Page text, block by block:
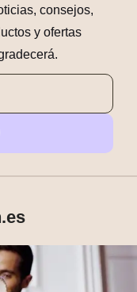
consejos,
y ofertas